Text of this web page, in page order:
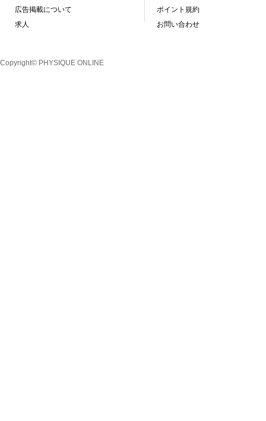
広告掲載について
求人
ポイント規約
お問い合わせ
Copyright© PHYSIQUE ONLINE